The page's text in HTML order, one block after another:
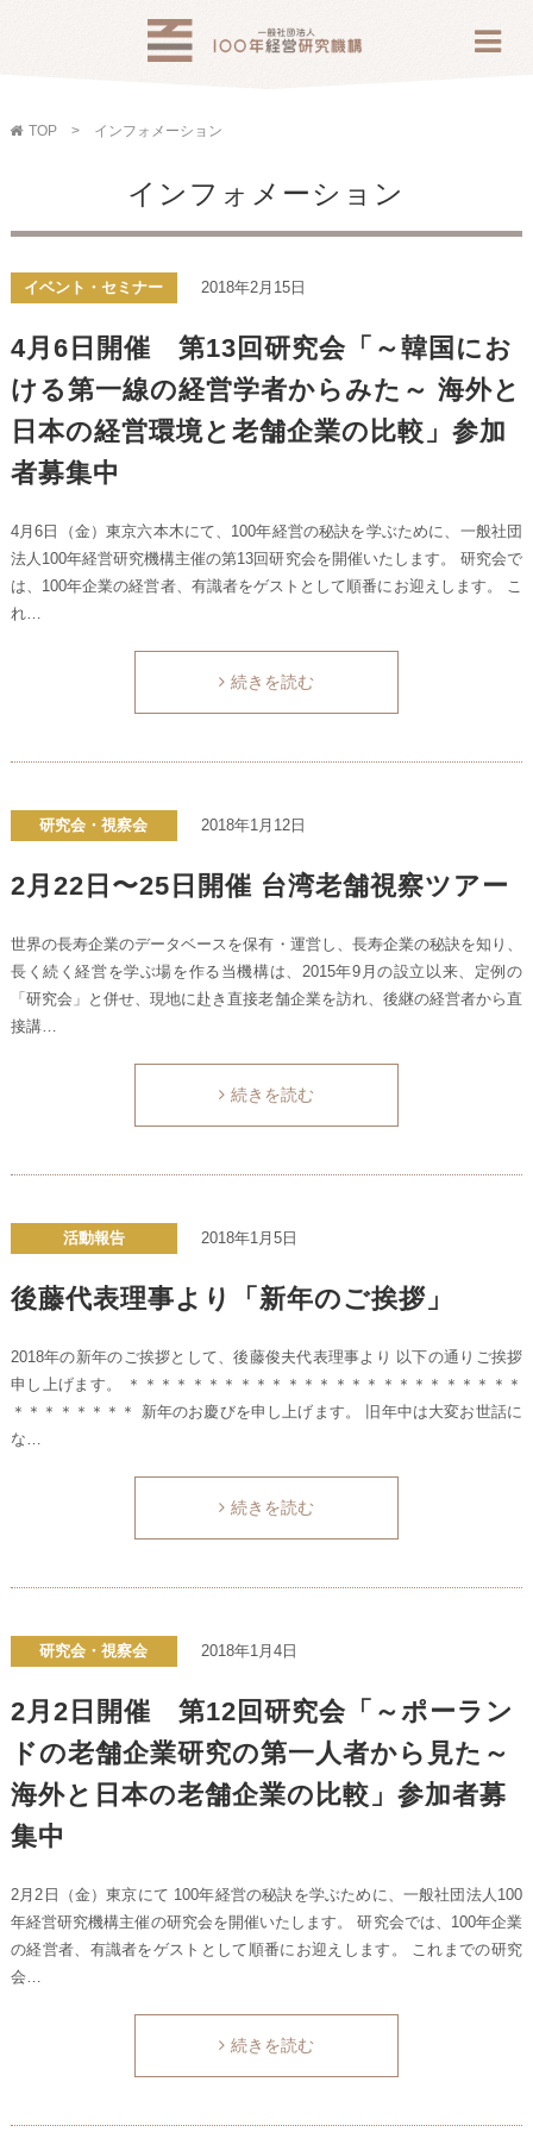
TOP インフォメーション
インフォメーション
イベント・セミナー 2018年2月15日
4月6日開催 第13回研究会「～韓国にお
ける第一線の経営学者からみた～ 海外と
日本の経営環境と老舗企業の比較」参加
者募集中
4月6日（金）東京六本木にて、100年経営の秘訣を学ぶために、一般社団
法人100年経営研究機構主催の第13回研究会を開催いたします。 研究会で
は、100年企業の経営者、有識者をゲストとして順番にお迎えします。 こ
れ…
続きを読む
研究会・視察会 2018年1月12日
2月22日〜25日開催 台湾老舗視察ツアー
世界の長寿企業のデータベースを保有・運営し、長寿企業の秘訣を知り、
長く続く経営を学ぶ場を作る当機構は、2015年9月の設立以来、定例の
「研究会」と併せ、現地に赴き直接老舗企業を訪れ、後継の経営者から直
接講…
続きを読む
活動報告 2018年1月5日
後藤代表理事より「新年のご挨拶」
2018年の新年のご挨拶として、後藤俊夫代表理事より 以下の通りご挨拶
申し上げます。 ＊＊＊＊＊＊＊＊＊＊＊＊＊＊＊＊＊＊＊＊＊＊＊＊＊
＊＊＊＊＊＊＊＊ 新年のお慶びを申し上げます。 旧年中は大変お世話に
な…
続きを読む
研究会・視察会 2018年1月4日
2月2日開催 第12回研究会「～ポーラン
ドの老舗企業研究の第一人者から見た～
海外と日本の老舗企業の比較」参加者募
集中
2月2日（金）東京にて 100年経営の秘訣を学ぶために、一般社団法人100
年経営研究機構主催の研究会を開催いたします。 研究会では、100年企業
の経営者、有識者をゲストとして順番にお迎えします。 これまでの研究
会…
続きを読む